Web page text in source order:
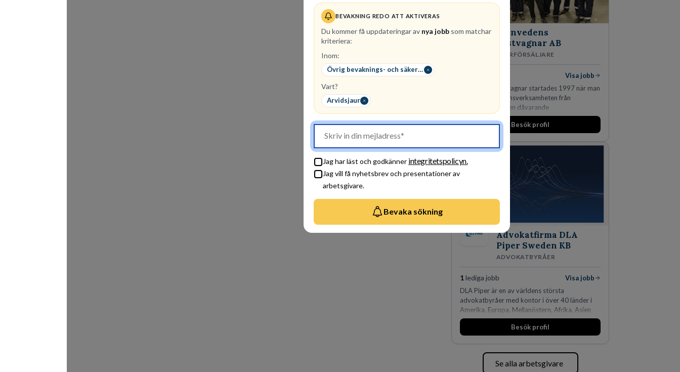
BEVAKNING REDO ATT AKTIVERAS
Du kommer få uppdateringar av nya jobb som matchar
kriteriera:
Inom:
Övrig bevaknings- och säkerhetspersonal
Vart?
Arvidsjaur
Jag har läst och godkänner integritetspolicyn.
Jag vill få nyhetsbrev och presentationer av
arbetsgivare.
Bevaka sökning
Finnvedens
Lastvagnar AB
ÅTERFÖRSÄLJARE
Visa jobb
Finnvedens Lastvagnar startades 1997 när man
särskilde lastvagnsverksamheten från
personbilar på den dåvarande
huvudanläggningen i Värnamo. Sedan dess har
man expanderat kraftigt genom ett antal
den största privata återförsäljaren av Volvo
Lastvagnar och finns representerade på 20
orter i södra Sverige.
Besök profil
Advokatfirma DLA
Piper Sweden KB
ADVOKATBYRÅER
1lediga jobb
Visa jobb
DLA Piper är en av världens största
advokatbyråer med kontor i över 40 länder i
Amerika, Europa, Mellanöstern, Afrika, Asien
och Oceanien. Vi är specialister inom
affärsjuridikens alla områden och vi har några
Köpenhamn, Århus, Oslo och Helsingfors kan vi
på DLA Piper erbjuda våra klienter en unik,
Besök profil
Se alla arbetsgivare